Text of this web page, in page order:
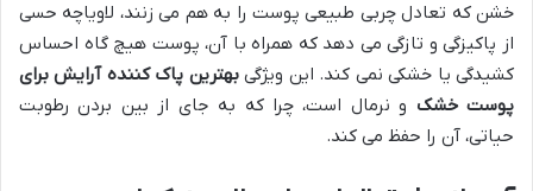
خشن که تعادل چربی طبیعی پوست را به هم می زنند، لاویاچه حسی
از پاکیزگی و تازگی می دهد که همراه با آن، پوست هیچ گاه احساس
کشیدگی یا خشکی نمی کند. این ویژگیبهترین پاک کننده آرایش برای
پوست خشک و نرمال است، چرا که به جای از بین بردن رطوبت
حیاتی، آن را حفظ می کند.